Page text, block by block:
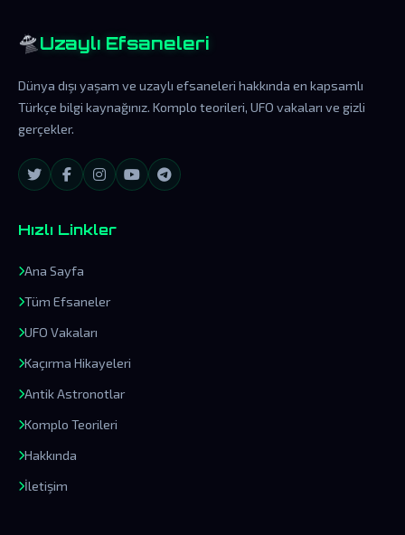
🛸 Uzaylı Efsaneleri
Dünya dışı yaşam ve uzaylı efsaneleri hakkında en kapsamlı
Türkçe bilgi kaynağınız. Komplo teorileri, UFO vakaları ve gizli
gerçekler.
Hızlı Linkler
Ana Sayfa
Tüm Efsaneler
UFO Vakaları
Kaçırma Hikayeleri
Antik Astronotlar
Komplo Teorileri
Hakkında
İletişim